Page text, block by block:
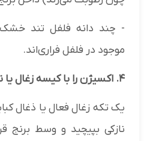
- چند دانه فلفل تند
موجود در فلفل فراری‌اند.
۴. اکسیژن را با کیسه زغال یا نمک کاهش دهید
یک تکه زغال فعال یا ذغال
نازکی بپیچید و وسط برنج